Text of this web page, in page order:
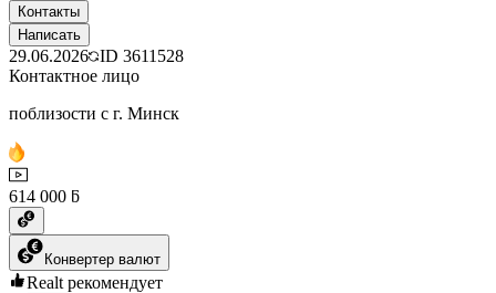
Контакты
Написать
29.06.2026 ID 3611528
Контактное лицо
поблизости с г. Минск
614 000 ƃ
Конвертер валют
Realt рекомендует